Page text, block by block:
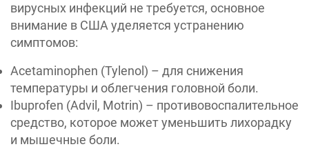
вирусных инфекций не требуется, основное
внимание в США уделяется устранению
симптомов:
Acetaminophen (Tylenol) – для снижения
температуры и облегчения головной боли.
Ibuprofen (Advil, Motrin) – противовоспалительное
средство, которое может уменьшить лихорадку
и мышечные боли.